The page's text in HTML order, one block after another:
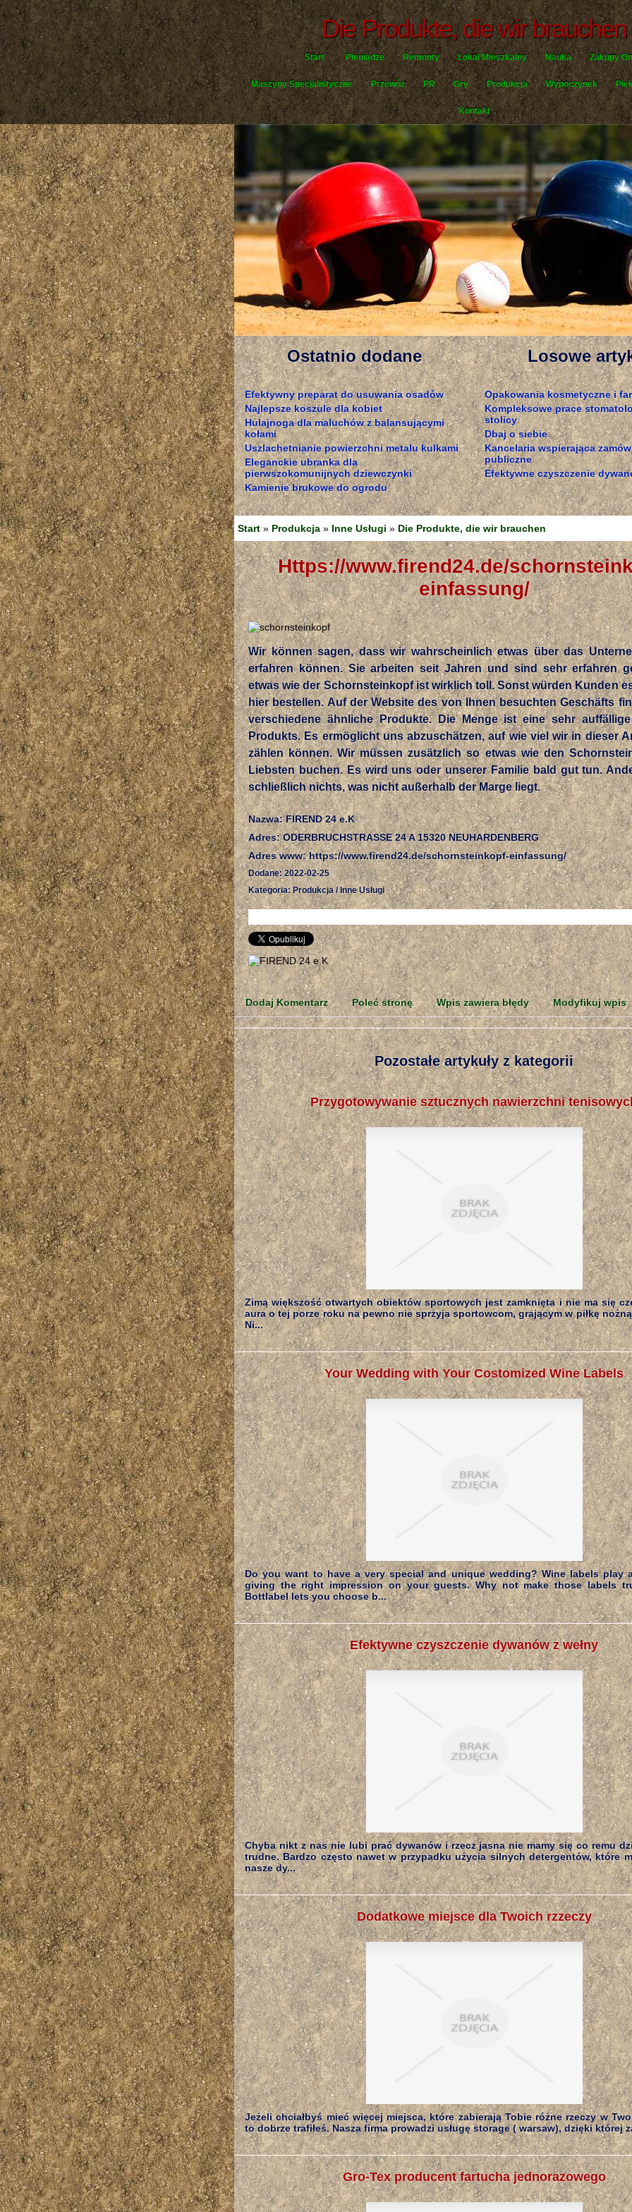
Die Produkte, die wir brauchen
Start Pieniądze Remonty Lokal Mieszkalny Nauka Zakupy
Maszyny Specjalistyczne Przewóz PR Gry Produkcja Wypoczynek
Kontakt
Ostatnio dodane
Efektywny preparat do usuwania osadów
Najlepsze koszule dla kobiet
Hulajnoga dla maluchów z balansującymi
kołami
Uszlachetnianie powierzchni metalu kulkami
Eleganckie ubranka dla
pierwszokomunijnych dziewczynki
Kamienie brukowe do ogrodu
Losowe
Opakowania kosmetyczne i
Kompleksowe prace
stolicy
Dbaj o siebie
Kancelaria wspierająca
publiczne
Efektywne czyszczenie
Start » Produkcja » Inne Usługi » Die Produkte, die wir brauchen
https://www.firend24.de/schornsteinkopf-
einfassung/
Wir können sagen, dass wir wahrscheinlich etwas über das
erfahren können. Sie arbeiten seit Jahren und sind sehr erfahren
etwas wie der Schornsteinkopf ist wirklich toll. Sonst würden Kunden
hier bestellen. Auf der Website des von Ihnen besuchten Geschäfts
verschiedene ähnliche Produkte. Die Menge ist eine sehr
Produkts. Es ermöglicht uns abzuschätzen, auf wie viel wir in dieser
zählen können. Wir müssen zusätzlich so etwas wie den
Liebsten buchen. Es wird uns oder unserer Familie bald gut tun.
schließlich nichts, was nicht außerhalb der Marge liegt.
Nazwa: FIREND 24 e.K
Adres: ODERBRUCHSTRASSE 24 A 15320 NEUHARDENBERG
Adres www: https://www.firend24.de/schornsteinkopf-einfassung/
Dodane: 2022-02-25
Kategoria: Produkcja / Inne Usługi
Dodaj Komentarz Poleć stronę Wpis zawiera błędy Modyfikuj wpis
Pozostałe artykuły z kategorii
Przygotowywanie sztucznych nawierzchni
Zimą większość otwartych obiektów sportowych jest zamknięta i nie ma się
aura o tej porze roku na pewno nie sprzyja sportowcom, grającym w piłkę
Ni...
Your Wedding with Your Costomized Wine Labels
Do you want to have a very special and unique wedding? Wine labels play
giving the right impression on your guests. Why not make those labels
Bottlabel lets you choose b...
Efektywne czyszczenie dywanów z wełny
Chyba nikt z nas nie lubi prać dywanów i rzecz jasna nie mamy się co remu
trudne. Bardzo często nawet w przypadku użycia silnych detergentów, które
nasze dy...
Dodatkowe miejsce dla Twoich rzzeczy
Jeżeli chciałbyś mieć więcej miejsca, które zabierają Tobie różne rzeczy w
to dobrze trafiłeś. Nasza firma prowadzi usługę storage ( warsaw), dzięki której
Gro-Tex producent fartucha jednorazowego